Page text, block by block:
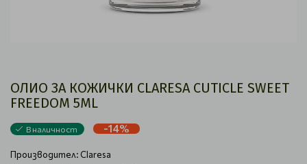
ОЛИО ЗА КОЖИЧКИ CLARESA CUTICLE SWEET
FREEDOM 5ML
В наличност -14%
Производител: Claresa